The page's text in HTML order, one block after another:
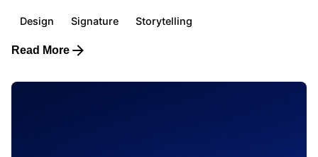
Design Signature Storytelling
Read More